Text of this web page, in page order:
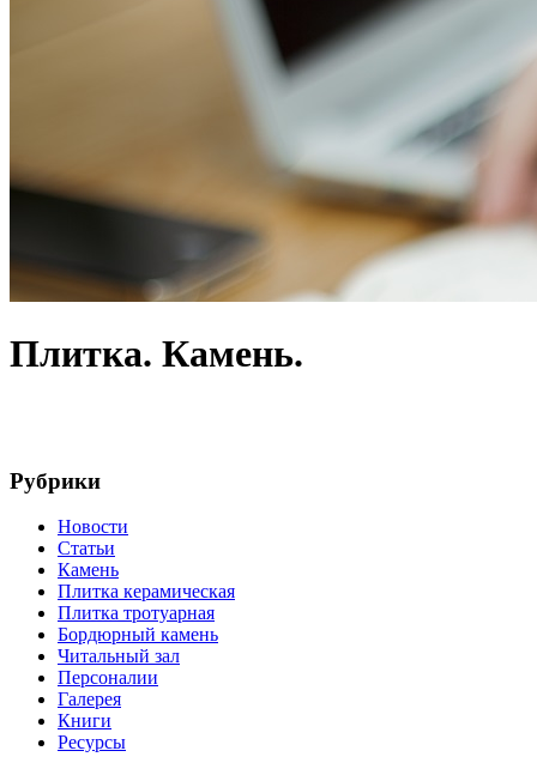
Плитка. Камень.
Рубрики
Новости
Статьи
Камень
Плитка керамическая
Плитка тротуарная
Бордюрный камень
Читальный зал
Персоналии
Галерея
Книги
Ресурсы